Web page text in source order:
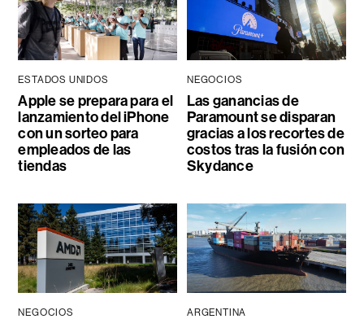
ESTADOS UNIDOS
Apple se prepara para el
lanzamiento del iPhone
con un sorteo para
empleados de las
tiendas
NEGOCIOS
Las ganancias de
Paramount se disparan
gracias a los recortes de
costos tras la fusión con
Skydance
NEGOCIOS ARGENTINA